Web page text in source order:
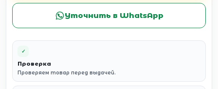
Уточнить в WhatsApp
✓
Проверка
Проверяем товар перед выдачей.